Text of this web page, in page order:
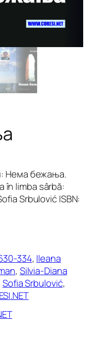
Нема бежања.
în limba sârbă:
Srbulović ISBN:
334, Ileana
, Silvia-Diana
Sofia Srbulović